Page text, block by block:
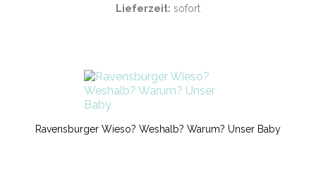
Lieferzeit: sofort
Ravensburger Wieso? Weshalb? Warum? Unser Baby